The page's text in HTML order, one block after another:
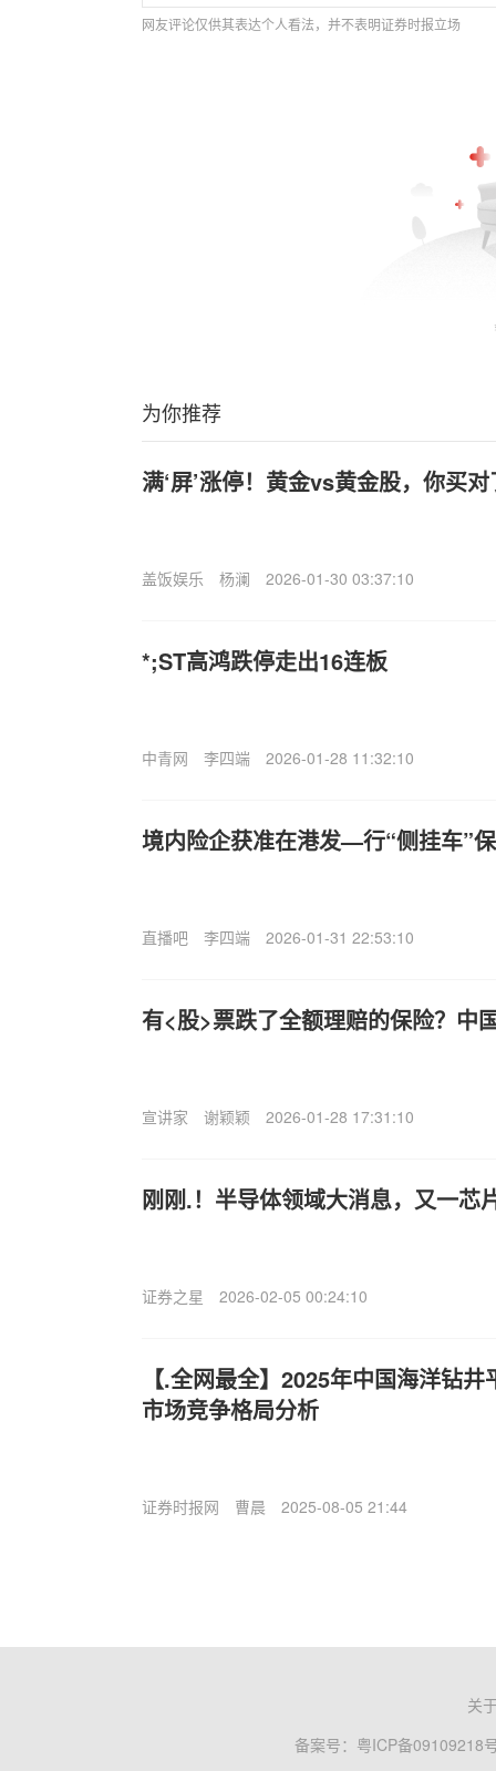
网友评论仅供其表达个人看法，并不表明证券时报立场
为你推荐
满‘屏’涨停！黄金vs黄金股，你买
盖饭娱乐 杨澜 2026-01-30 03:37:10
*;ST高鸿跌停走出16连板
中青网 李四端 2026-01-28 11:32:10
境内险企获准在港发—行“侧挂车”
直播吧 李四端 2026-01-31 22:53:10
有<股>票跌了全额理赔的保险？中
宣讲家 谢颖颖 2026-01-28 17:31:10
刚刚.！半导体领域大消息，又一芯
证券之星 2026-02-05 00:24:10
【.全网最全】2025年中国海洋钻
市场竞争格局分析
证券时报网 曹晨 2025-08-05 21:44
关
备案号： 粤ICP备09109218